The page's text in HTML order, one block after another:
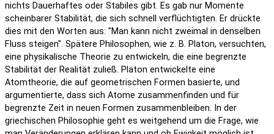
nichts Dauerhaftes oder Stabiles gibt. Es gab nur Momente
scheinbarer Stabilität, die sich schnell verflüchtigten. Er drückte
dies mit den Worten aus: "Man kann nicht zweimal in denselben
Fluss steigen". Spätere Philosophen, wie z. B. Platon, versuchten,
eine physikalische Theorie zu entwickeln, die eine begrenzte
Stabilität der Realität zuließ. Platon entwickelte eine
Atomtheorie, die auf geometrischen Formen basierte, und
argumentierte, dass sich Atome zusammenfinden und für
begrenzte Zeit in neuen Formen zusammenbleiben. In der
griechischen Philosophie geht es weitgehend um die Frage, wie